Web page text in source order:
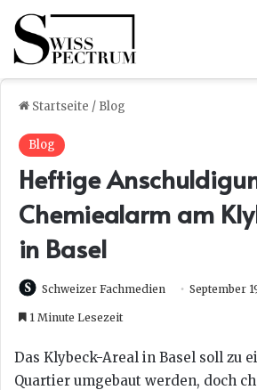
Startseite / Blog
Blog
Heftige
Chemiealarm am
in Basel
Schweizer Fachmedien September
1 Minute Lesezeit
Das Klybeck-Areal in Basel soll zu
Quartier umgebaut werden, doch